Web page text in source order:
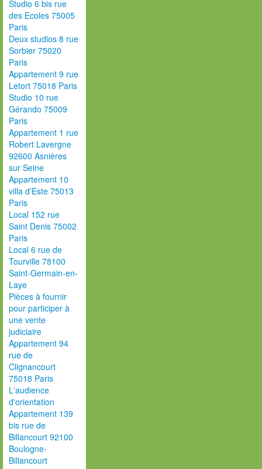
Studio 6 bis rue
des Ecoles 75005
Paris
Deux studios 8 rue
Sorbier 75020
Paris
Appartement 9 rue
Letort 75018 Paris
Studio 10 rue
Gérando 75009
Paris
Appartement 1 rue
Robert Lavergne
92600 Asnières
sur Seine
Appartement 10
villa d'Este 75013
Paris
Local 152 rue
Saint Denis 75002
Paris
Local 6 rue de
Tourville 78100
Saint-Germain-en-
Laye
Pièces à fournir
pour participer à
une vente
judiciaire
Appartement 94
rue de
Clignancourt
75018 Paris
L'audience
d'orientation
Appartement 139
bis rue de
Billancourt 92100
Boulogne-
Billancourt